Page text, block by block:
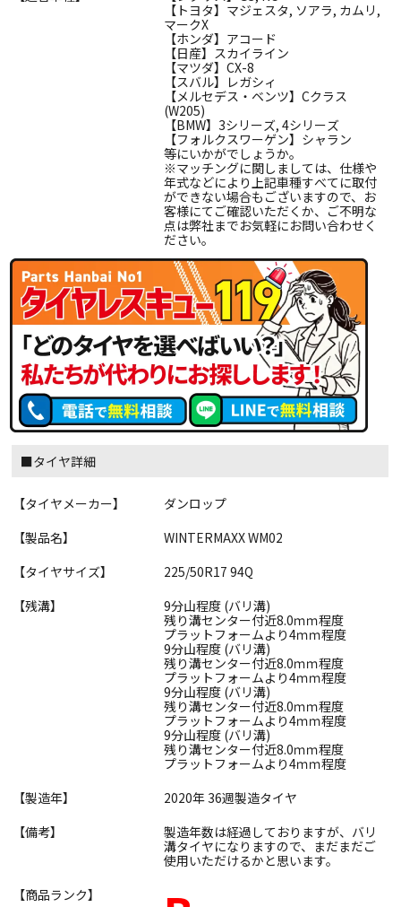
【トヨタ】マジェスタ, ソアラ, カムリ,
マークX
【ホンダ】アコード
【日産】スカイライン
【マツダ】CX-8
【スバル】レガシィ
【メルセデス・ベンツ】Cクラス
(W205)
【BMW】3シリーズ, 4シリーズ
【フォルクスワーゲン】シャラン
等にいかがでしょうか。
※マッチングに関しましては、仕様や
年式などにより上記車種すべてに取付
ができない場合もございますので、お
客様にてご確認いただくか、ご不明な
点は弊社までお気軽にお問い合わせく
ださい。
■タイヤ詳細
【タイヤメーカー】
ダンロップ
【製品名】
WINTERMAXX WM02
【タイヤサイズ】
225/50R17 94Q
【残溝】
9分山程度 (バリ溝)
残り溝センター付近8.0ｍｍ程度
プラットフォームより4ｍｍ程度
9分山程度 (バリ溝)
残り溝センター付近8.0ｍｍ程度
プラットフォームより4ｍｍ程度
9分山程度 (バリ溝)
残り溝センター付近8.0ｍｍ程度
プラットフォームより4ｍｍ程度
9分山程度 (バリ溝)
残り溝センター付近8.0ｍｍ程度
プラットフォームより4ｍｍ程度
【製造年】
2020年 36週製造タイヤ
【備考】
製造年数は経過しておりますが、バリ
溝タイヤになりますので、まだまだご
使用いただけるかと思います。
【商品ランク】